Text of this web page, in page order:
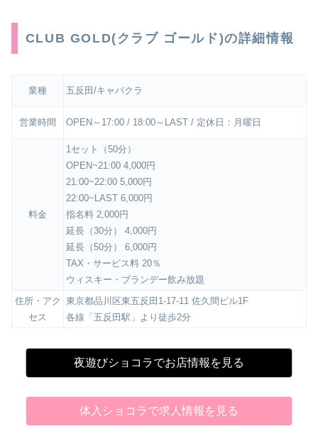
CLUB GOLD(クラブ ゴールド)の詳細情報
業種 五反田/キャバクラ
営業時間 OPEN～17:00 / 18:00～LAST / 定休日：月曜日
料金
1セット（50分）
OPEN~21:00 4,000円
21:00~22:00 5,000円
22:00~LAST 6,000円
指名料 2,000円
延長（30分） 4,000円
延長（50分） 6,000円
TAX・サービス料 20％
ウィスキー・ブランデー飲み放題
住所・アク
セス
東京都品川区東五反田1-17-11 佐久間ビル1F
各線「五反田駅」より徒歩2分
夜遊びショコラでお店情報を見る
体入ショコラで求人情報を見る